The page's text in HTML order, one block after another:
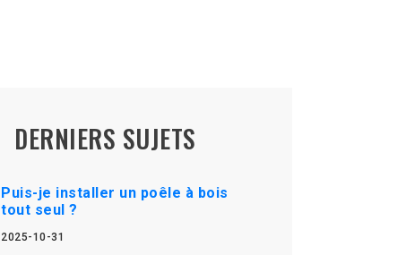
DERNIERS SUJETS
Puis-je installer un poêle à bois
tout seul ?
2025-10-31